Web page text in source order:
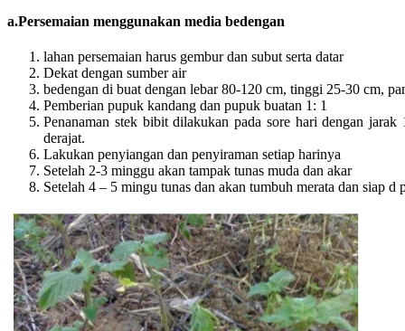
a.Persemaian menggunakan media bedengan
lahan persemaian harus gembur dan subut serta datar
Dekat dengan sumber air
bedengan di buat dengan lebar 80-120 cm, tinggi 25-30 cm,
Pemberian pupuk kandang dan pupuk buatan 1: 1
Penanaman stek bibit dilakukan pada sore hari dengan
derajat.
Lakukan penyiangan dan penyiraman setiap harinya
Setelah 2-3 minggu akan tampak tunas muda dan akar
Setelah 4 – 5 mingu tunas dan akan tumbuh merata dan siap d